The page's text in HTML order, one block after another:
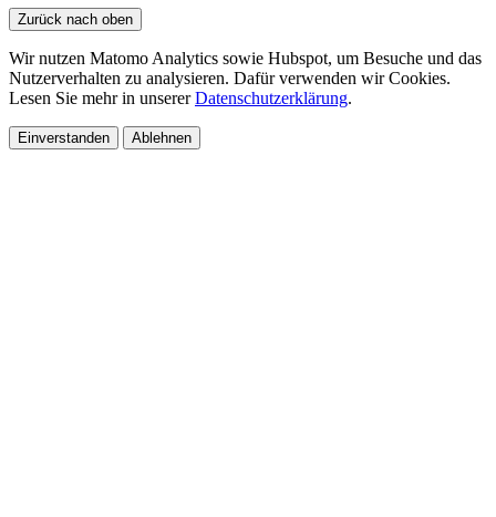
Zurück nach oben
Wir nutzen Matomo Analytics sowie Hubspot, um Besuche und das
Nutzerverhalten zu analysieren. Dafür verwenden wir Cookies.
Lesen Sie mehr in unsererDatenschutzerklärung.
Einverstanden Ablehnen